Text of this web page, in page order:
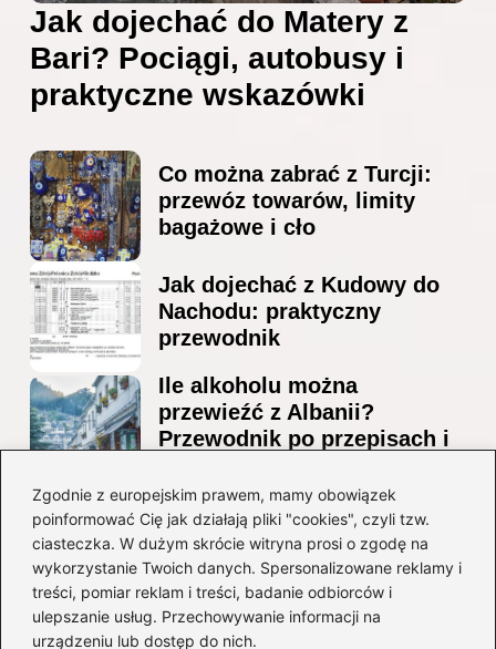
Zgodnie z europejskim prawem, mamy obowiązek
poinformować Cię jak działają pliki "cookies", czyli tzw.
ciasteczka. W dużym skrócie witryna prosi o zgodę na
wykorzystanie Twoich danych. Spersonalizowane reklamy i
treści, pomiar reklam i treści, badanie odbiorców i
ulepszanie usług. Przechowywanie informacji na
urządzeniu lub dostęp do nich.
Jak dojechać do Matery z
Bari? Pociągi, autobusy i
praktyczne wskazówki
Co można zabrać z Turcji:
przewóz towarów, limity
bagażowe i cło
Jak dojechać z Kudowy do
Nachodu: praktyczny
przewodnik
Ile alkoholu można
przewieźć z Albanii?
Przewodnik po przepisach i
Ile alkoholu można legalnie
przesłać przez granicę do
Czech?